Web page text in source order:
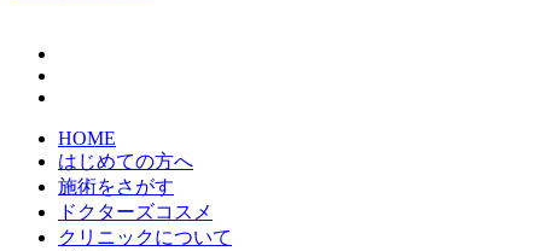
HOME
はじめての方へ
施術をさがす
ドクターズコスメ
クリニックについて